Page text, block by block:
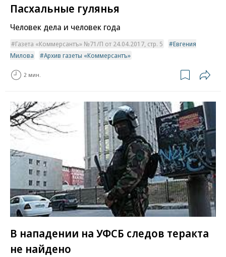
Пасхальные гулянья
Человек дела и человек года
Газета «Коммерсантъ» №71/П от 24.04.2017, стр. 5
Евгения
Милова
Архив газеты «Коммерсантъ»
2 мин.
В нападении на УФСБ следов теракта
не найдено